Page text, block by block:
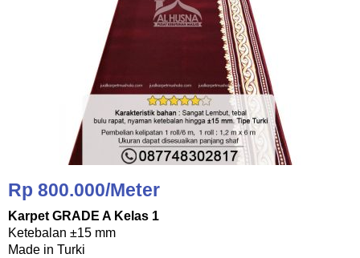
Rp 800.000/Meter
Karpet GRADE A Kelas 1
Ketebalan ±15 mm
Made in Turki